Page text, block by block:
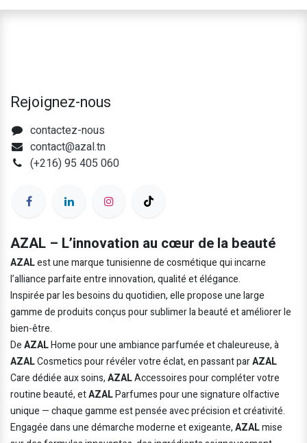
Rejoignez-nous
contactez-nous
contact@azal.tn
(+216) 95 405 060
AZAL – L’innovation au cœur de la beauté
AZALest une marque tunisienne de cosmétique qui incarne
l’alliance parfaite entre innovation, qualité et élégance.
Inspirée par les besoins du quotidien, elle propose une large
gamme de produits conçus pour sublimer la beauté et améliorer le
bien-être.
DeAZALHome pour une ambiance parfumée et chaleureuse, à
AZALCosmetics pour révéler votre éclat, en passant parAZAL
Care dédiée aux soins,AZALAccessoires pour compléter votre
routine beauté, etAZALParfumes pour une signature olfactive
unique — chaque gamme est pensée avec précision et créativité.
Engagée dans une démarche moderne et exigeante,AZALmise